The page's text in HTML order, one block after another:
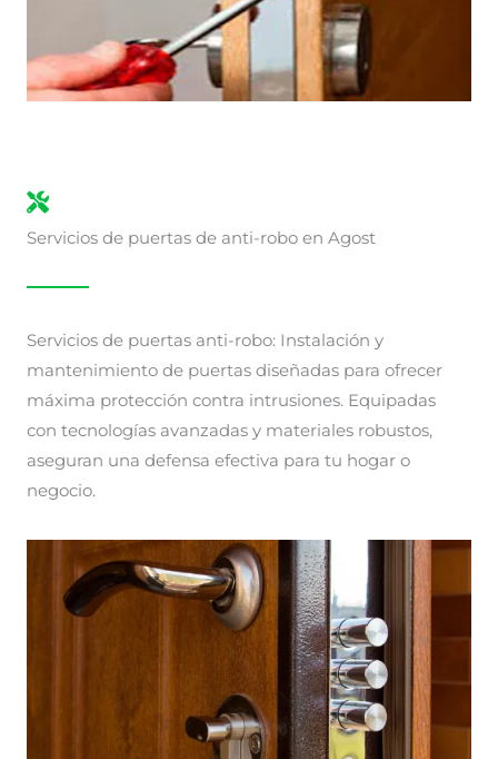
Servicios de puertas de anti-robo en Agost
Servicios de puertas anti-robo: Instalación y
mantenimiento de puertas diseñadas para ofrecer
máxima protección contra intrusiones. Equipadas
con tecnologías avanzadas y materiales robustos,
aseguran una defensa efectiva para tu hogar o
negocio.